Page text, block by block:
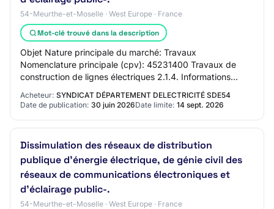
54-Meurthe-et-Moselle · West Europe · France
Mot-clé trouvé dans la description
Objet Nature principale du marché: Travaux
Nomenclature principale (cpv): 45231400 Travaux de
construction de lignes électriques 2.1.4. Informations
générales Base juridique: Directive 2014/24/UE Cod…
Acheteur: SYNDICAT DÉPARTEMENT DELECTRICITÉ SDE54
Date de publication: 30 juin 2026Date limite: 14 sept. 2026
Dissimulation des réseaux de distribution
publique d’énergie électrique, de génie civil des
réseaux de communications électroniques et
d’éclairage public-.
54-Meurthe-et-Moselle · West Europe · France